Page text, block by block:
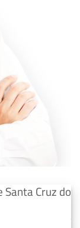
Santa Cruz do